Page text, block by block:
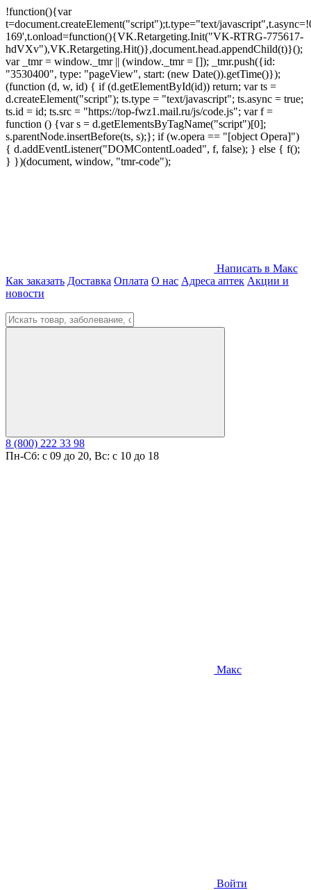
!function(){var
t=document.createElement("script");t.type="text/
169',t.onload=function(){VK.Retargeting.Init("VK-RTRG-775617-
hdVXv"),VK.Retargeting.Hit()},document.head.appendChild(t)}();
var _tmr = window._tmr || (window._tmr = []); _tmr.push({id:
"3530400", type: "pageView", start: (new Date()).getTime()});
(function (d, w, id) { if (d.getElementById(id)) return; var ts =
d.createElement("script"); ts.type = "text/javascript"; ts.async = true;
ts.id = id; ts.src = "https://top-fwz1.mail.ru/js/code.js"; var f =
function () {var s = d.getElementsByTagName("script")[0];
s.parentNode.insertBefore(ts, s);}; if (w.opera == "[object Opera]")
{ d.addEventListener("DOMContentLoaded", f, false); } else { f();
} })(document, window, "tmr-code");
Написать в Макс
Как заказать Доставка Оплата О нас Адреса аптек Акции и
новости
8 (800) 222 33 98
Пн-Сб: с 09 до 20, Вс: с 10 до 18
Макс
Войти